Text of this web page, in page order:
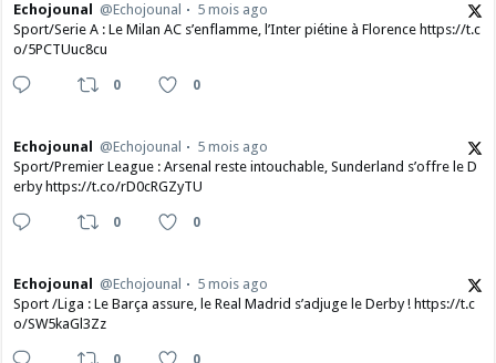
Echojounal @Echojounal
5 mois ago
Sport/Serie A : Le Milan AC s’enflamme, l’Inter piétine à Florence https://t.c
o/5PCTUuc8cu
0 0
Echojounal @Echojounal
5 mois ago
Sport/Premier League : Arsenal reste intouchable, Sunderland s’offre le D
erby https://t.co/rD0cRGZyTU
0 0
Echojounal @Echojounal
5 mois ago
Sport /Liga : Le Barça assure, le Real Madrid s’adjuge le Derby ! https://t.c
o/SW5kaGl3Zz
0 0